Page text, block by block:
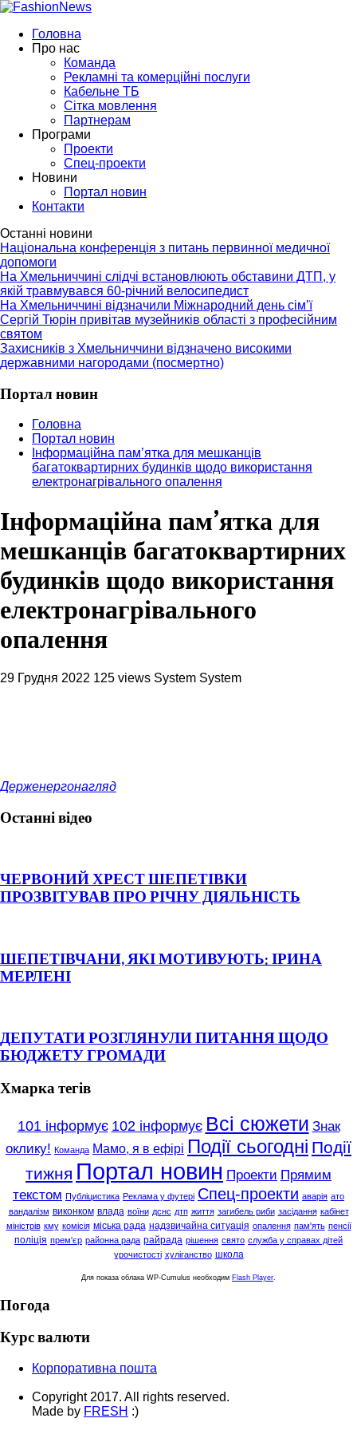
Головна
Про нас
Команда
Рекламні та комерційні послуги
Кабельне ТБ
Сітка мовлення
Партнерам
Програми
Проекти
Спец-проекти
Новини
Портал новин
Контакти
Останні новини
Національна конференція з питань первинної медичної
допомоги
На Хмельниччині слідчі встановлюють обставини ДТП, у
якій травмувався 60-річний велосипедист
На Хмельниччині відзначили Міжнародний день сім’ї
Сергій Тюрін привітав музейників області з професійним
святом
Захисників з Хмельниччини відзначено високими
державними нагородами (посмертно)
Портал новин
Головна
Портал новин
Інформаційна пам’ятка для мешканців
багатоквартирних будинків щодо використання
електронагрівального опалення
Інформаційна пам’ятка для
мешканців багатоквартирних
будинків щодо використання
електронагрівального
опалення
29 Грудня 2022 125 views System System
Держенергонагляд
Останні відео
ЧЕРВОНИЙ ХРЕСТ ШЕПЕТІВКИ
ПРОЗВІТУВАВ ПРО РІЧНУ ДІЯЛЬНІСТЬ
ШЕПЕТІВЧАНИ, ЯКІ МОТИВУЮТЬ: ІРИНА
МЕРЛЕНІ
ДЕПУТАТИ РОЗГЛЯНУЛИ ПИТАННЯ ЩОДО
БЮДЖЕТУ ГРОМАДИ
Хмарка тегів
101 інформує 102 інформує Всі сюжети Знак
оклику! Команда Мамо, я в ефірі Події сьогодні Події
тижня Портал новин Проекти Прямим
текстом Публіцистика Реклама у футері Спец-проекти аварія ато
вандалізм виконком влада воїни дснс дтп життя загибель риби засідання кабінет
міністрів кму комісія міська рада надзвичайна ситуація опалення пам'ять пенсії
поліція прем'єр районна рада райрада рішення свято служба у справах дітей
урочистості хуліганство школа
Для показа облака WP-Cumulus необходим Flash Player
Погода
Курс валюти
Корпоративна пошта
Copyright 2017. All rights reserved.
Made by FRESH :)